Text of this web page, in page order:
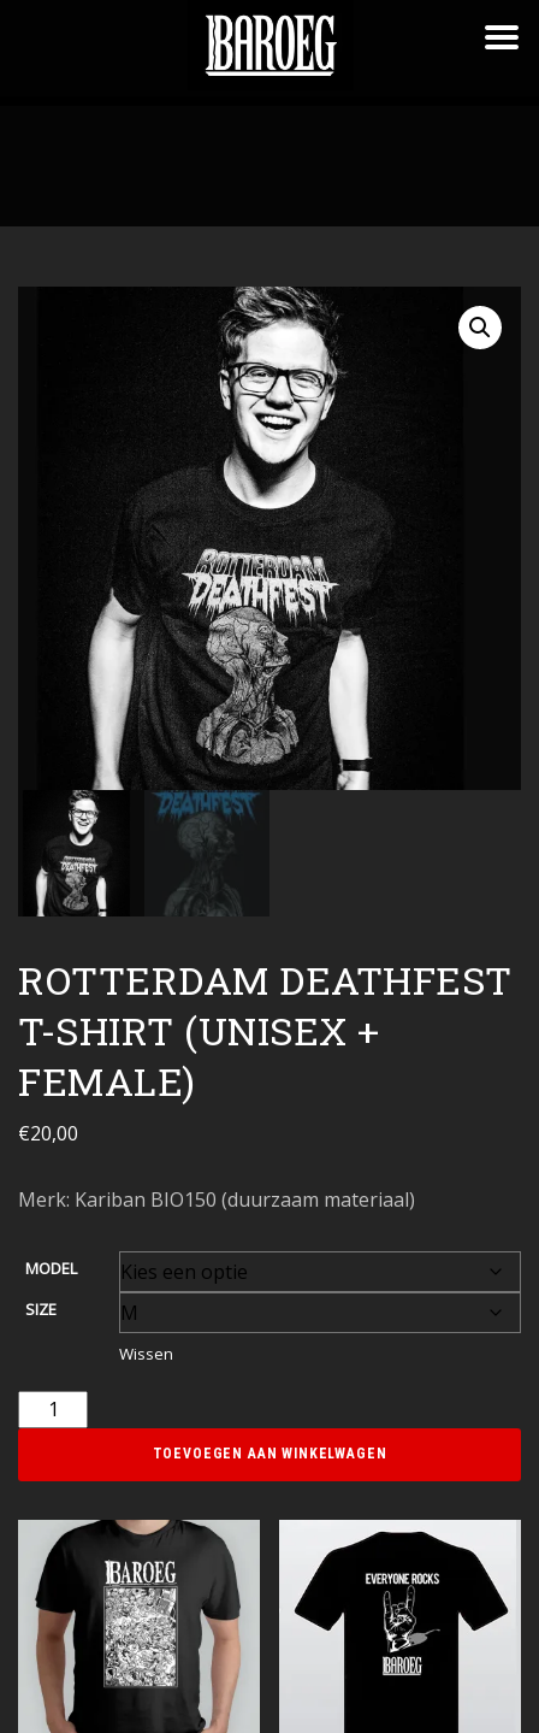
ROTTERDAM DEATHFEST
T-SHIRT (UNISEX +
FEMALE)
€20,00
Merk: Kariban BIO150 (duurzaam materiaal)
MODEL
SIZE
Wissen
TOEVOEGEN AAN WINKELWAGEN